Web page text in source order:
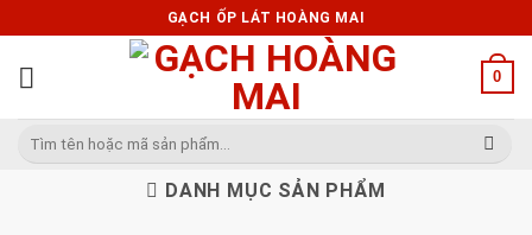
to
content
GẠCH ỐP LÁT HOÀNG MAI
0
Tìm
DANH MỤC SẢN PHẨM